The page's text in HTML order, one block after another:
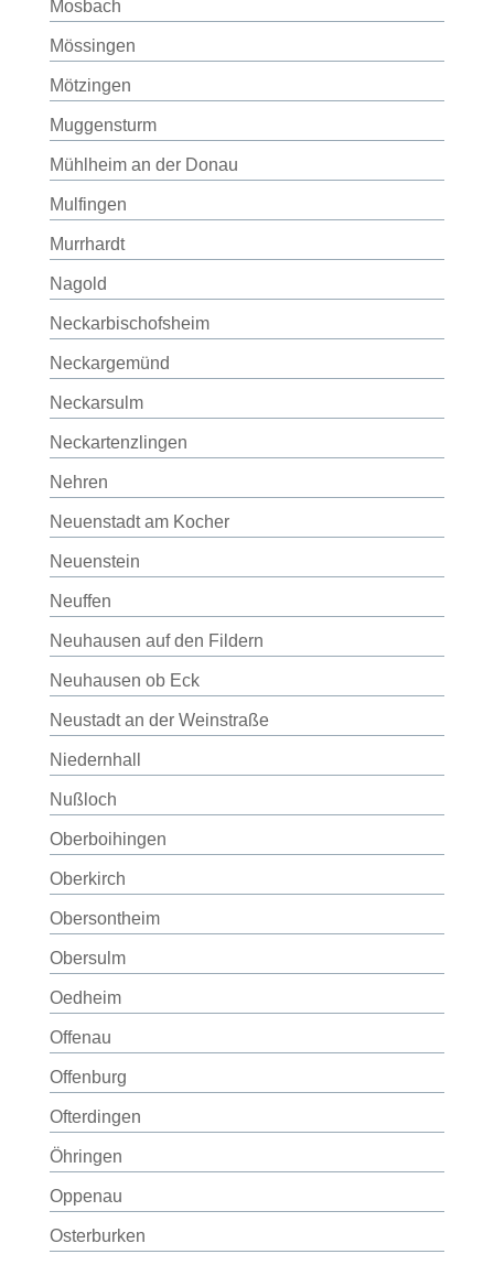
Mosbach
Mössingen
Mötzingen
Muggensturm
Mühlheim an der Donau
Mulfingen
Murrhardt
Nagold
Neckarbischofsheim
Neckargemünd
Neckarsulm
Neckartenzlingen
Nehren
Neuenstadt am Kocher
Neuenstein
Neuffen
Neuhausen auf den Fildern
Neuhausen ob Eck
Neustadt an der Weinstraße
Niedernhall
Nußloch
Oberboihingen
Oberkirch
Obersontheim
Obersulm
Oedheim
Offenau
Offenburg
Ofterdingen
Öhringen
Oppenau
Osterburken